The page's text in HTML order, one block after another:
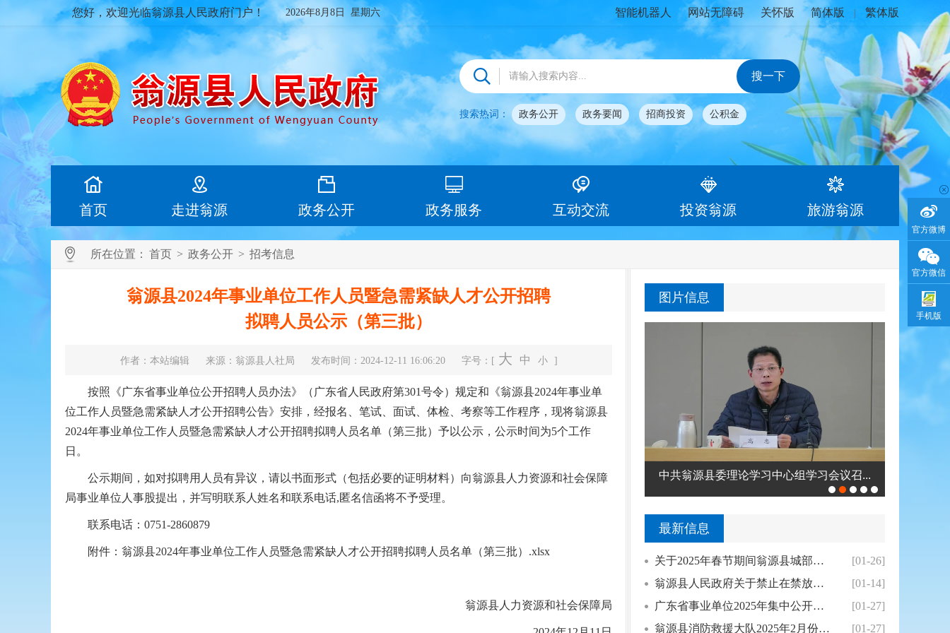
官方微博
官方微信
手机版
您好，欢迎光临翁源县人民政府门户！ 2026年8月8日 星期六 智能机器人 网站无障碍 关怀版 简体版 繁体版
搜索热词： 政务公开 政务要闻 招商投资 公积金
首页 走进翁源 政务公开 政务服务 互动交流 投资翁源 旅游翁源
所在位置： 首页 > 政务公开 > 招考信息
翁源县2024年事业单位工作人员暨急需紧缺人才公开招聘
拟聘人员公示（第三批）
作者：本站编辑 来源：翁源县人社局 发布时间：2024-12-11 16:06:20 字号：[ 大 中 小 ]
按照《广东省事业单位公开招聘人员办法》（广东省人民政府第301号令）规定和《翁源县2024年事业单
位工作人员暨急需紧缺人才公开招聘公告》安排，经报名、笔试、面试、体检、考察等工作程序，现将翁源县
2024年事业单位工作人员暨急需紧缺人才公开招聘拟聘人员名单（第三批）予以公示，公示时间为5个工作
日。
公示期间，如对拟聘用人员有异议，请以书面形式（包括必要的证明材料）向翁源县人力资源和社会保障
局事业单位人事股提出，并写明联系人姓名和联系电话,匿名信函将不予受理。
联系电话：0751-2860879
附件：翁源县2024年事业单位工作人员暨急需紧缺人才公开招聘拟聘人员名单（第三批）.xlsx
翁源县人力资源和社会保障局
图片信息
中共翁源县委十四届八次全体会议暨县委... 中共翁源县委理论学习中心组学习会议召...
最新信息
关于2025年春节期间翁源县城部分单位免费对...
[01-26]
翁源县人民政府关于禁止在禁放区内销售燃放烟花...
[01-14]
广东省事业单位2025年集中公开招聘高校毕业...
[01-27]
翁源县消防救援大队2025年2月份翁源县针对...
[01-27]